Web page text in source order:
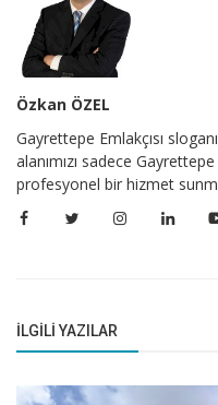
Özkan ÖZEL
Gayrettepe Emlakçısı
alanımızı sadece
profesyonel bir hizmet
İLGILI YAZILAR